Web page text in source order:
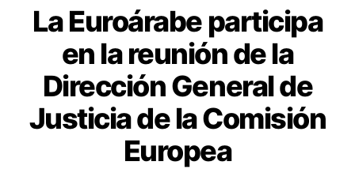
La Euroárabe participa
en la reunión de la
Dirección General de
Justicia de la Comisión
Europea